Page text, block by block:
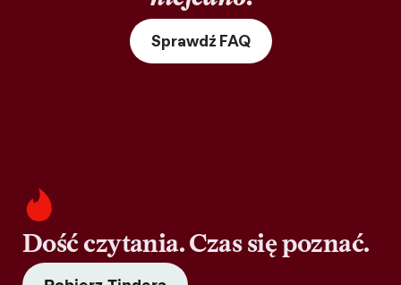
Sprawdź FAQ
Dość czytania. Czas się poznać.